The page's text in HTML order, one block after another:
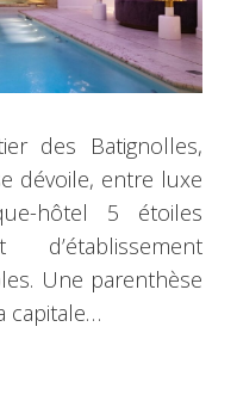
des Batignolles,
dévoile, entre luxe
hôtel 5 étoiles
Une parenthèse
capitale…